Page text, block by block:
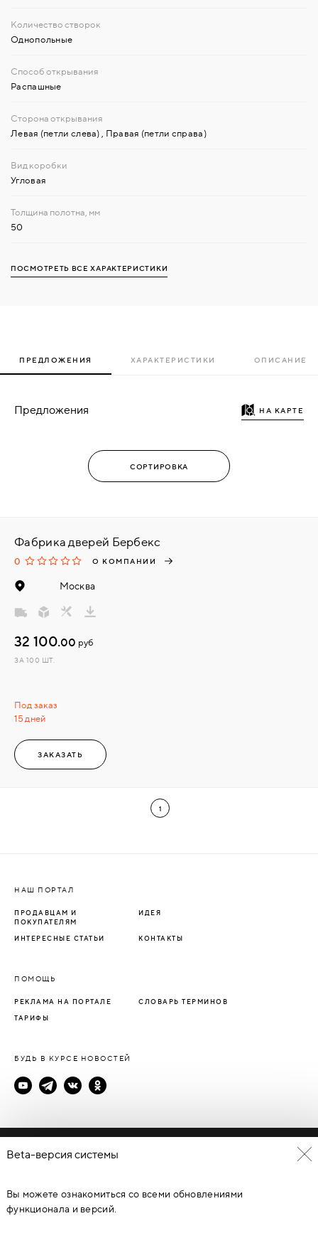
Однопольные
Распашные
Левая (петли слева) Правая (петли справа)
Угловая
50
ПОСМОТРЕТЬ ВСЕ ХАРАКТЕРИСТИКИ
ПРЕДЛОЖЕНИЯ ХАРАКТЕРИСТИКИ ОПИСАНИЕ
Предложения НА КАРТЕ
Фабрика дверей Бербекс
0 О КОМПАНИИ
Москва
Под заказ
15 дней
32 100.00 руб
ЗА 100 ШТ.
ЗАКАЗАТЬ
1
НАШ ПОРТАЛ
ПРОДАВЦАМ И
ПОКУПАТЕЛЯМ
ИДЕЯ
ИНТЕРЕСНЫЕ СТАТЬИ КОНТАКТЫ
ПОМОЩЬ
РЕКЛАМА НА ПОРТАЛЕ СЛОВАРЬ ТЕРМИНОВ
ТАРИФЫ
БУДЬ В КУРСЕ НОВОСТЕЙ
Политика конфиденциальности
© Каталог дверей - DverProf, 2021-2026Материалы сайта
являются объектами авторского права. Запрещается
копирование, распространение, любое использование
Beta-версия системы
Вы можете ознакомиться со всеми обновлениями
функционала и версий.